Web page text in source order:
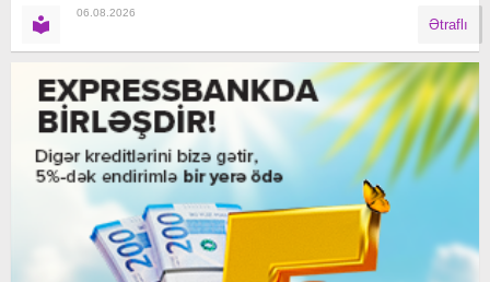
06.08.2026
Ətraflı